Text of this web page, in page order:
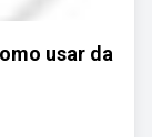
usar da